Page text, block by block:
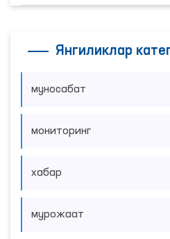
Янгиликлар
муносабат
мониторинг
хабар
мурожаат